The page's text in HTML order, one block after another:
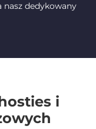
nasz dedykowany
i